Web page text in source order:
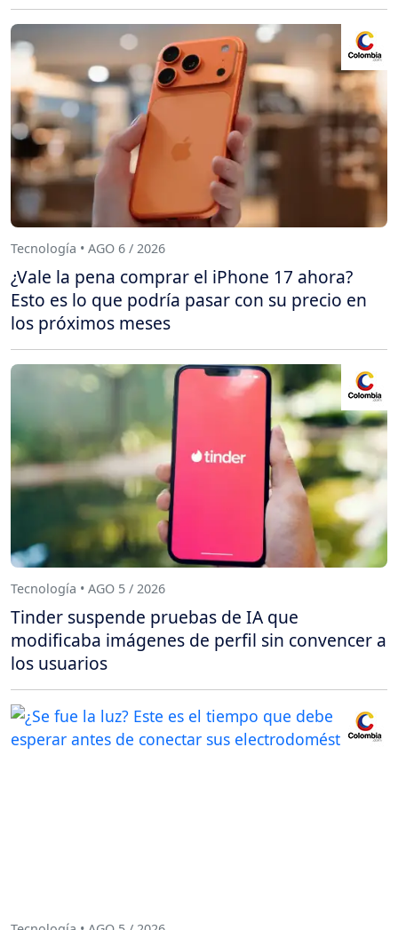
Tecnología • AGO 6 / 2026
¿Vale la pena comprar el iPhone 17 ahora?
Esto es lo que podría pasar con su precio en
los próximos meses
Tecnología • AGO 5 / 2026
Tinder suspende pruebas de IA que
modificaba imágenes de perfil sin convencer a
los usuarios